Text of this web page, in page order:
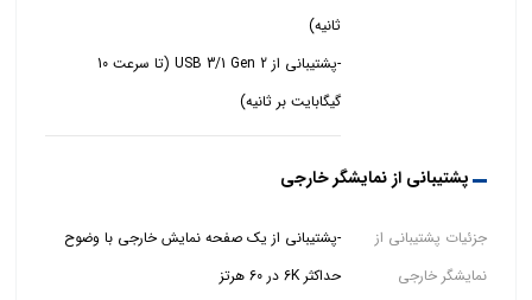
ثانیه)
-پشتیبانی از USB 3/1 Gen 2 (تا سرعت 10
گیگابایت بر ثانیه)
پشتیبانی از نمایشگر خارجی
جزئیات پشتیبانی از
نمایشگر خارجی
-پشتیبانی از یک صفحه نمایش خارجی با وضوح
حداکثر 6K در 60 هرتز